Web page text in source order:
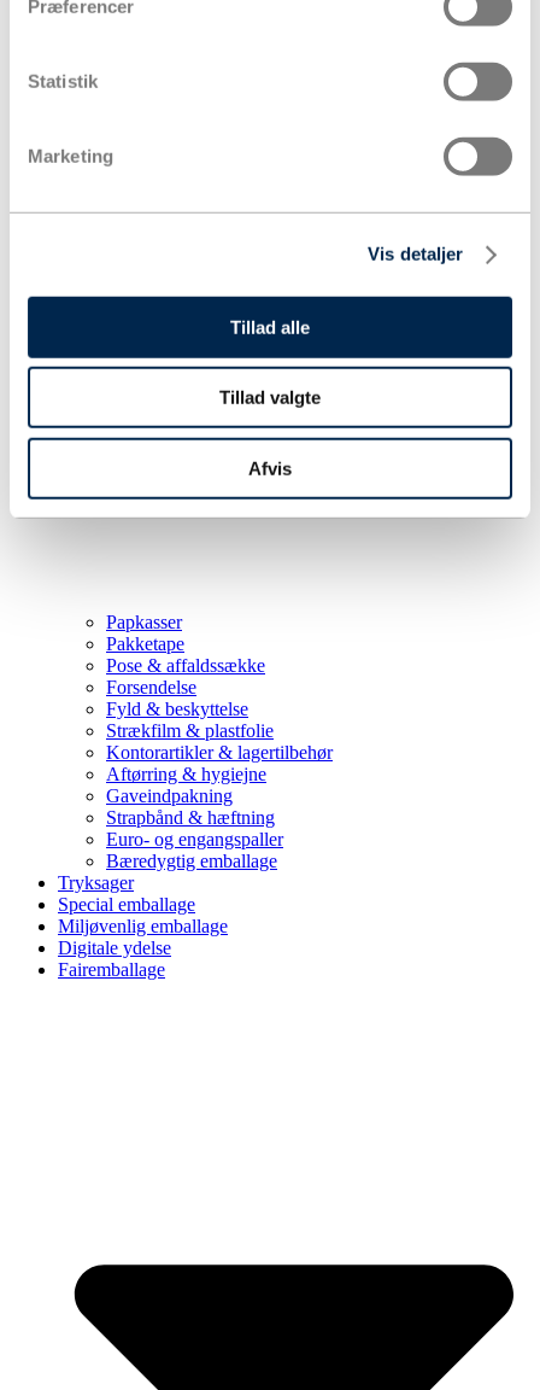
Præferencer
Statistik
Marketing
Vis detaljer
Tillad alle
Tillad valgte
Afvis
Papkasser
Pakketape
Pose & affaldssække
Forsendelse
Fyld & beskyttelse
Strækfilm & plastfolie
Kontorartikler & lagertilbehør
Aftørring & hygiejne
Gaveindpakning
Strapbånd & hæftning
Euro- og engangspaller
Bæredygtig emballage
Tryksager
Special emballage
Miljøvenlig emballage
Digitale ydelse
Fairemballage